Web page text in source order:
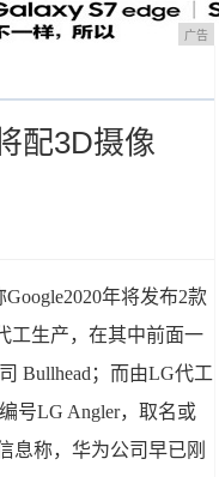
广告
配3D摄像
年将发布2款
工生产，在其中前面一
Bullhead；而由LG代工
号LG Angler，取名或
息称，华为公司早已刚